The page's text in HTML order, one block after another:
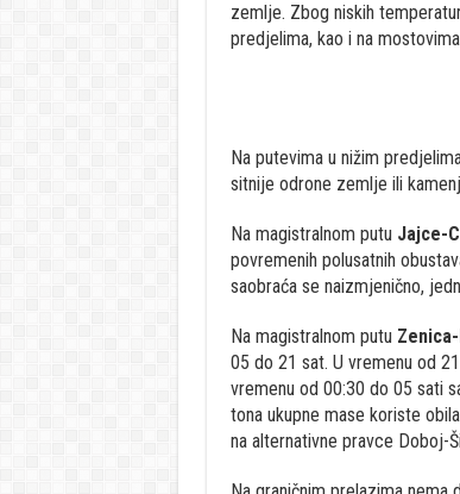
zemlje. Zbog niskih
predjelima, kao i na
Na putevima u nižim
sitnije odrone zemlje ili
Na magistralnom putu Jajce-
povremenih polusatnih
saobraća se naizmjenično,
Na magistralnom putu
05 do 21 sat. U vremenu od
vremenu od 00:30 do 05 sati
tona ukupne mase koriste
na alternativne pravce Doboj-